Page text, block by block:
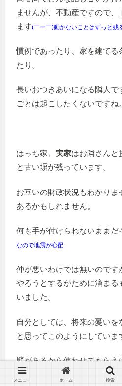
ませんが、不動産ですので、
ます(￣ー￣)動かないことはずっと残
慣例であったり、家を建てる
たり。
長いおつきあいになる隣人で
ごとは起こしたくないですね。
はっち家、 実家はお隣さんと
と古い塀が残っています。
お互いの財政状況もわかりま
あるかもしれません。
何も手が付けられないままだ
なので地震が心配
仲が悪いわけでは無いのです
やろうとするがために溜まる
いました。
自分としては、将来の憂いを
と思ってこのようにしていま
壁があるから使わせてもらえ
メニュー ホーム 検索